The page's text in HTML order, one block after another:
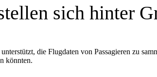
sich hinter
die Flugdaten von Passagieren zu
könnten.